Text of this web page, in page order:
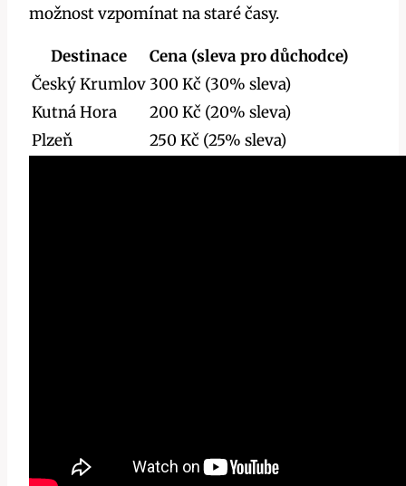
možnost vzpomínat na staré časy.
Destinace
Cena (sleva pro důchodce)
Český Krumlov300 Kč (30% sleva)
Kutná Hora
200 Kč (20% sleva)
Plzeň
250 Kč (25% sleva)